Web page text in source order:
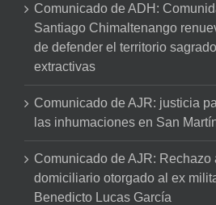
Comunicado de ADH:
Santiago Chimaltenango
de defender el territorio
extractivas
Comunicado de AJR: justicia
las inhumaciones en San
Comunicado de AJR: Rechazo
domiciliario otorgado al ex
Benedicto Lucas García